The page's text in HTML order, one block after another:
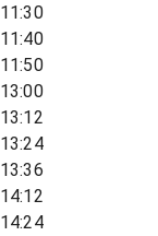
11:30
11:40
11:50
13:00
13:12
13:24
13:36
14:12
14:24